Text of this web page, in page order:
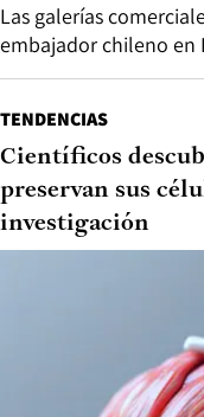
Las galerías
embajador chileno en
TENDENCIAS
Científicos
preservan sus
investigación